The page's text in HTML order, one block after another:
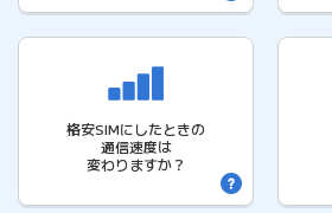
格安SIMにしたときの
通信速度は
変わりますか？